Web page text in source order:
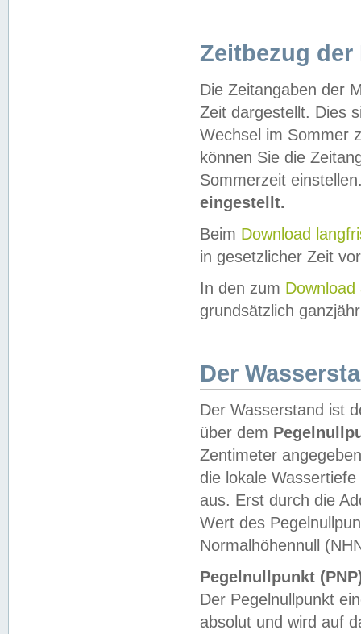
Zeitbezug der
Die Zeitangaben der
Zeit dargestellt. Dies
Wechsel im Sommer
können Sie die
Sommerzeit
eingestellt.
Beim Download
in gesetzlicher Zeit
In den zum Download
grundsätzlich
Der
Der Wasserstand ist
über dem
Zentimeter
die lokale
aus. Erst durch die
Wert des
Normalhöhennull
Pegelnullpunkt
Der Pegelnullpunkt
absolut und wird auf